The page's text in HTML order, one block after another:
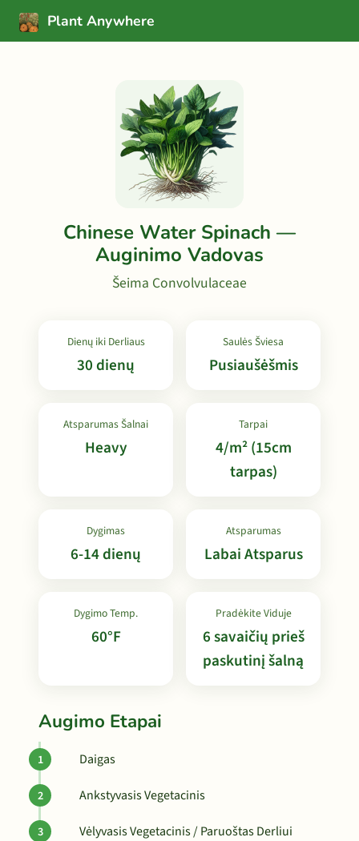
Plant Anywhere
Chinese Water Spinach —
Auginimo Vadovas
Šeima Convolvulaceae
Dienų iki Derliaus
30 dienų
Saulės Šviesa
Pusiaušėšmis
Atsparumas Šalnai
Heavy
Tarpai
4/m² (15cm
tarpas)
Dygimas
6-14 dienų
Atsparumas
Labai Atsparus
Dygimo Temp.
60°F
Pradėkite Viduje
6 savaičių prieš
paskutinį šalną
Augimo Etapai
Daigas
Ankstyvasis Vegetacinis
Vėlyvasis Vegetacinis / Paruoštas Derliui